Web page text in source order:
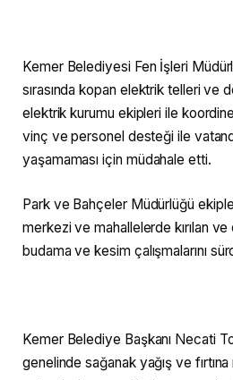
Kemer Belediyesi Fen İşleri
sırasında kopan elektrik telleri ve
elektrik kurumu ekipleri ile
vinç ve personel desteği ile
yaşamaması için müdahale etti.
Park ve Bahçeler Müdürlüğü
merkezi ve mahallelerde kırılan ve
budama ve kesim çalışmalarını
Kemer Belediye Başkanı Necati
genelinde sağanak yağış ve